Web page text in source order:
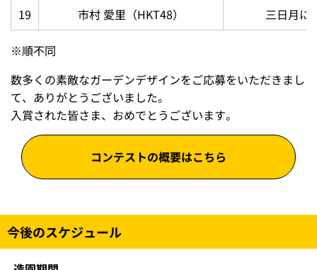
19
市村 愛里（HKT48） 三日月に
※順不同
数多くの素敵なガーデンデザインをご応募をいただきまし
て、ありがとうございました。
入賞された皆さま、おめでとうございます。
コンテストの概要はこちら
今後のスケジュール